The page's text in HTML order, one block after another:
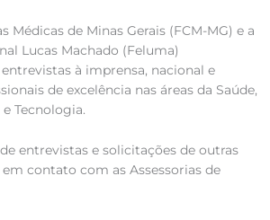
Médicas de Minas Gerais (FCM-MG) e a
Lucas Machado (Feluma)
à imprensa, nacional e
de excelência nas áreas da Saúde,
Tecnologia.
entrevistas e solicitações de outras
contato com as Assessorias de